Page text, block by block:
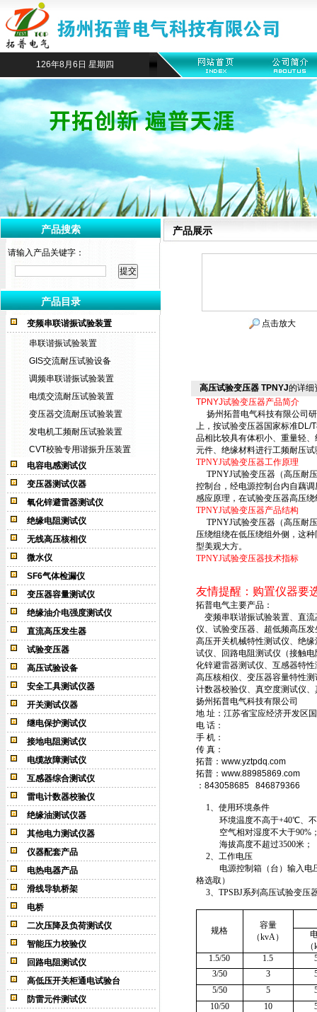
126年8月6日 星期四
产品搜索
请输入产品关键字：
产品目录
变频串联谐振试验装置
串联谐振试验装置
GIS交流耐压试验设备
调频串联谐振试验装置
电缆交流耐压试验装置
变压器交流耐压试验装置
发电机工频耐压试验装置
CVT校验专用谐振升压装置
电容电感测试仪
变压器测试仪器
氧化锌避雷器测试仪
绝缘电阻测试仪
无线高压核相仪
微水仪
SF6气体检漏仪
变压器容量测试仪
绝缘油介电强度测试仪
直流高压发生器
试验变压器
高压试验设备
安全工具测试仪器
开关测试仪器
继电保护测试仪
接地电阻测试仪
电缆故障测试仪
互感器综合测试仪
雷电计数器校验仪
绝缘油测试仪器
其他电力测试仪器
仪器配套产品
电热电器产品
滑线导轨桥架
电桥
二次压降及负荷测试仪
智能压力校验仪
回路电阻测试仪
高低压开关柜通电试验台
防雷元件测试仪
产品展示
点击放大
高压试验变压器 TPNYJ的详细
TPNYJ试验变压器产品简介
扬州拓普电气科技有限公司
上，按试验变压器国家标准DL/
品相比较具有体积小、重量轻
元件、绝缘材料进行工频耐压
TPNYJ试验变压器工作原理
TPNYJ试验变压器（高压耐
控制台，经电源控制台内自藕调
感应原理，在试验变压器高压
TPNYJ试验变压器产品结构
TPNYJ试验变压器（高压耐
压绕组绕在低压绕组外侧，这
型美观大方。
TPNYJ试验变压器技术指标
友情提醒：购置仪器要
拓普电气主要产品：
变频串联谐振试验装置、直流
仪、试验变压器、超低频高压
高压开关机械特性测试仪、绝
试仪、回路电阻测试仪（接触
化锌避雷器测试仪、互感器特
高压核相仪、变压器容量特性
计数器校验仪、真空度测试仪
扬州拓普电气科技有限公司
地 址：江苏省宝应经济开发区
电 话：
手 机：
传 真：
拓普：www.yztpdq.com
拓普：www.88985869.com
：843058685 846879366
1、使用环境条件
环境温度不高于+40℃、
空气相对湿度不大于90%
海拔高度不超过3500米；
2、工作电压
电源控制箱（台）输入电
格选取）
3、 TPSBJ系列高压试验变压
规格
容量
（kvA）
1.5/50
1.5
3/50
3
5/50
5
10/50
10